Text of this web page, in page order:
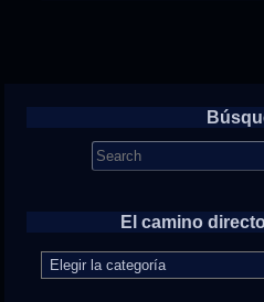
Search
for:
El camino
camino